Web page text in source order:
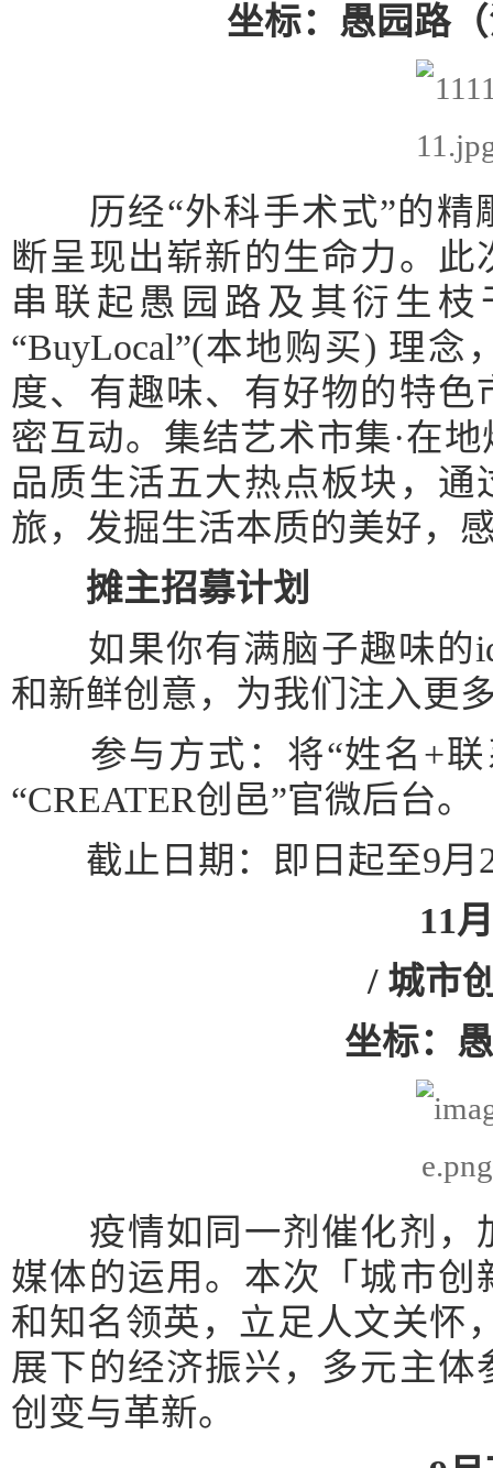
坐标：愚园路
历经“外科手术式”的精
断呈现出崭新的生命力。
串联起愚园路及其衍生
“BuyLocal”(本地购买) 理
度、有趣味、有好物的特
密互动。集结艺术市集·在地
品质生活五大热点板块，
旅，发掘生活本质的美好，
摊主招募计划
如果你有满脑子趣味的
和新鲜创意，为我们注入更
参与方式：将“姓名+联
“CREATER创邑”官微后台。
截止日期：即日起至9月
11
/ 城市
坐标：
疫情如同一剂催化剂，
媒体的运用。本次「城市
和知名领英，立足人文关怀
展下的经济振兴，多元主
创变与革新。